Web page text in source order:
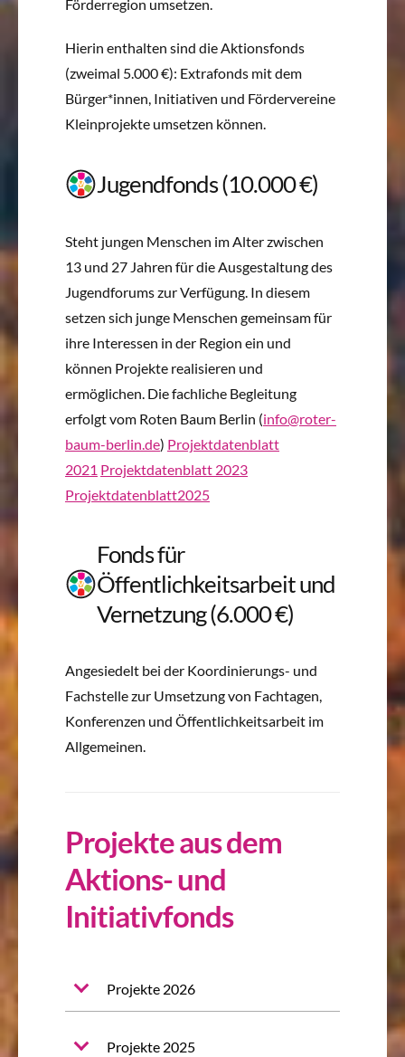
Förderregion umsetzen.
Hierin enthalten sind die Aktionsfonds
(zweimal 5.000 €): Extrafonds mit dem
Bürger*innen, Initiativen und Fördervereine
Kleinprojekte umsetzen können.
Jugendfonds (10.000 €)
Steht jungen Menschen im Alter zwischen
13 und 27 Jahren für die Ausgestaltung des
Jugendforums zur Verfügung. In diesem
setzen sich junge Menschen gemeinsam für
ihre Interessen in der Region ein und
können Projekte realisieren und
ermöglichen. Die fachliche Begleitung
erfolgt vom Roten Baum Berlin (info@roter-
baum-berlin.de) Projektdatenblatt
2021 Projektdatenblatt 2023
Projektdatenblatt2025
Fonds für
Öffentlichkeitsarbeit und
Vernetzung (6.000 €)
Angesiedelt bei der Koordinierungs- und
Fachstelle zur Umsetzung von Fachtagen,
Konferenzen und Öffentlichkeitsarbeit im
Allgemeinen.
Projekte aus dem
Aktions- und
Initiativfonds
Projekte 2026
Projekte 2025